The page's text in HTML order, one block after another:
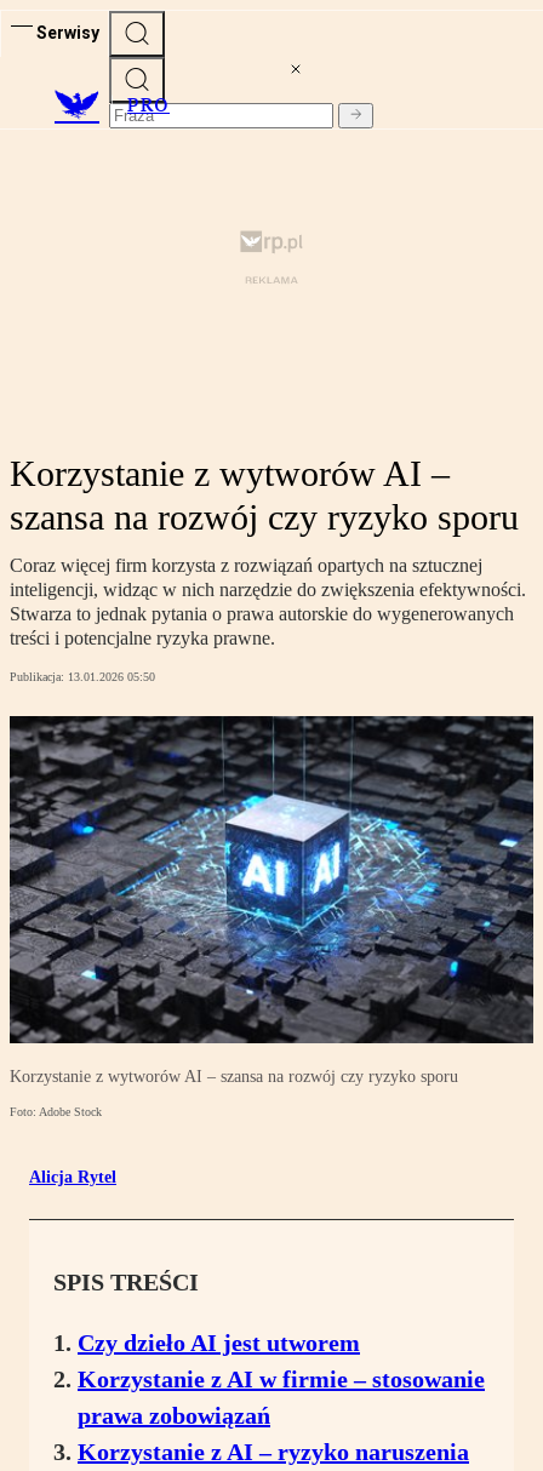
Serwisy
PRO
Korzystanie z wytworów AI –
szansa na rozwój czy ryzyko sporu
Coraz więcej firm korzysta z rozwiązań opartych na sztucznej
inteligencji, widząc w nich narzędzie do zwiększenia efektywności.
Stwarza to jednak pytania o prawa autorskie do wygenerowanych
treści i potencjalne ryzyka prawne.
Publikacja: 13.01.2026 05:50
Korzystanie z wytworów AI – szansa na rozwój czy ryzyko sporu
Foto: Adobe Stock
Alicja Rytel
SPIS TREŚCI
Czy dzieło AI jest utworem
Korzystanie z AI w firmie – stosowanie
prawa zobowiązań
Korzystanie z AI – ryzyko naruszenia